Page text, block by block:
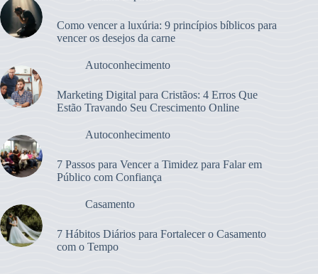
Como vencer a luxúria: 9 princípios bíblicos para
vencer os desejos da carne
Autoconhecimento
Marketing Digital para Cristãos: 4 Erros Que
Estão Travando Seu Crescimento Online
Autoconhecimento
7 Passos para Vencer a Timidez para Falar em
Público com Confiança
Casamento
7 Hábitos Diários para Fortalecer o Casamento
com o Tempo